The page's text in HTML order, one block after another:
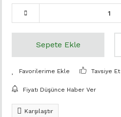
Sepete Ekle
Tavsiye Et
Fiyatı Düşünce Haber Ver
Karşılaştır